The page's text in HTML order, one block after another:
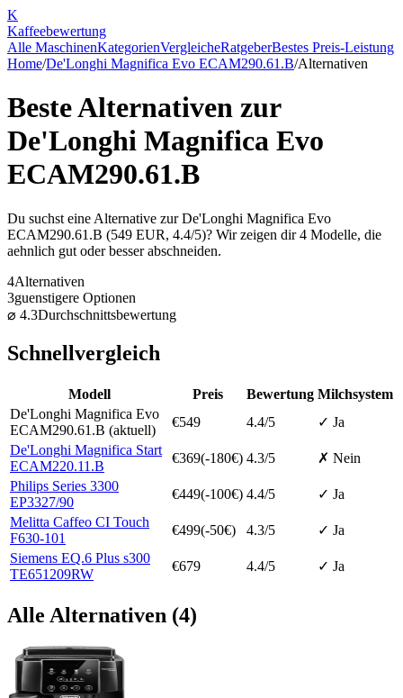
K
Kaffeebewertung
Alle MaschinenKategorienVergleicheRatgeberBestes Preis-Leistung
Home/De'Longhi Magnifica Evo ECAM290.61.B/Alternativen
Beste Alternativen zur
De'Longhi Magnifica Evo
ECAM290.61.B
Du suchst eine Alternative zurDe'Longhi Magnifica Evo
ECAM290.61.B (549 EUR, 4.4/5)? Wir zeigen dir4 Modelle, die
aehnlich gut oder besser abschneiden.
4Alternativen
3guenstigere Optionen
⌀ 4.3Durchschnittsbewertung
Schnellvergleich
Modell Preis Bewertung Milchsystem
De'Longhi Magnifica Evo
ECAM290.61.B (aktuell)
€549 4.4/5
✓ Ja
De'Longhi Magnifica Start
ECAM220.11.B
€369(-180€) 4.3/5
✗ Nein
Philips Series 3300
EP3327/90
€449(-100€) 4.4/5
✓ Ja
Melitta Caffeo CI Touch
F630-101
€499(-50€) 4.3/5
✓ Ja
Siemens EQ.6 Plus s300
TE651209RW
€679 4.4/5 ✓ Ja
Alle Alternativen (4)